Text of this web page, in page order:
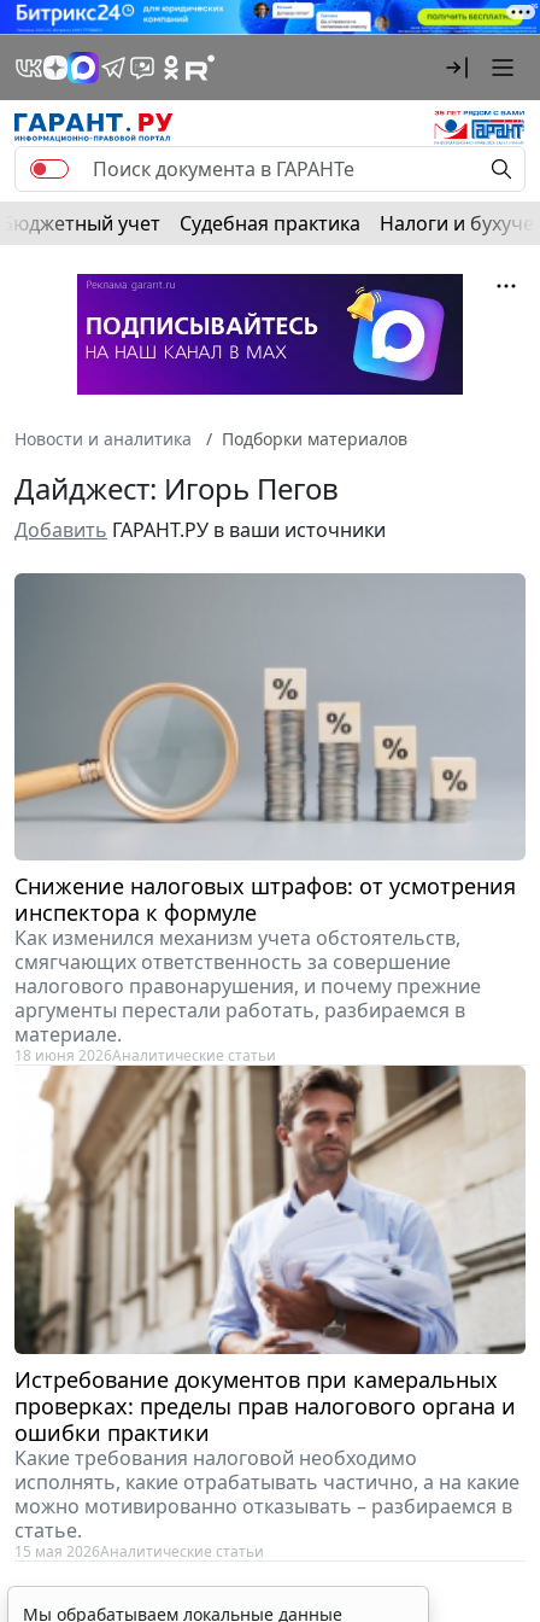
Бюджетный учет Судебная практика Налоги и
Новости и аналитика Подборки материалов
Дайджест: Игорь Пегов
Добавить ГАРАНТ.РУ в ваши источники
Снижение налоговых штрафов: от усмотрения
инспектора к формуле
Как изменился механизм учета обстоятельств,
смягчающих ответственность за совершение
налогового правонарушения, и почему прежние
аргументы перестали работать, разбираемся в
материале.
18 июня 2026Аналитические статьи
Истребование документов при камеральных
проверках: пределы прав налогового органа и
ошибки практики
Какие требования налоговой необходимо
исполнять, какие отрабатывать частично, а на какие
можно мотивированно отказывать – разбираемся в
статье.
15 мая 2026Аналитические статьи
Мы обрабатываем локальные данные